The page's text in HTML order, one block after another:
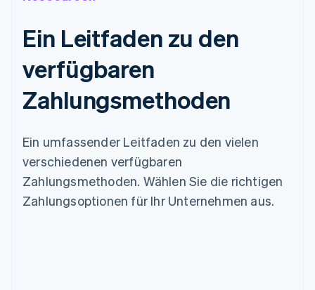
Ein Leitfaden zu den
verfügbaren
Zahlungsmethoden
Ein umfassender Leitfaden zu den vielen
verschiedenen verfügbaren
Zahlungsmethoden. Wählen Sie die richtigen
Zahlungsoptionen für Ihr Unternehmen aus.